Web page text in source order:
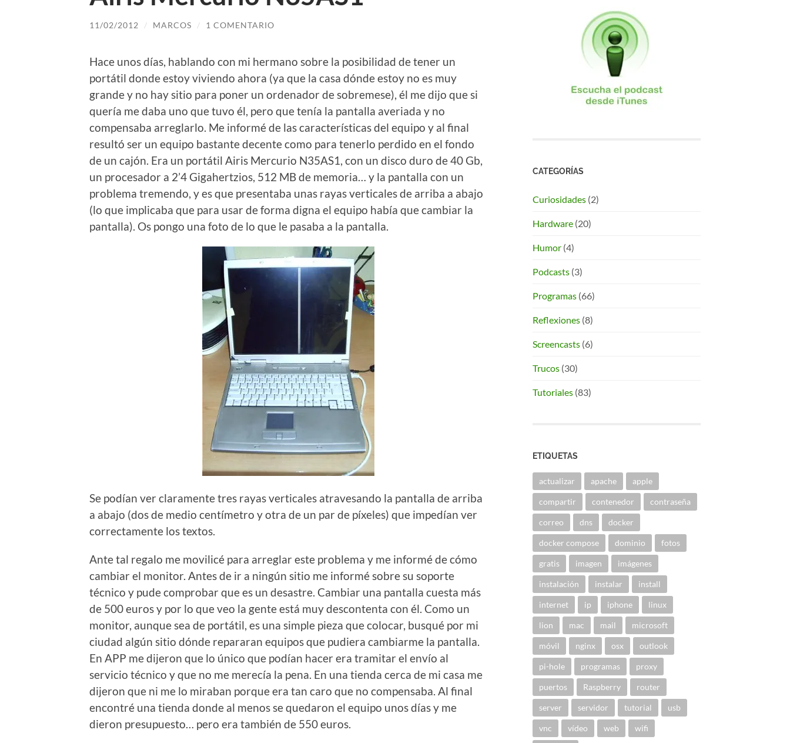
11/02/2012 / MARCOS / 1 COMENTARIO
Hace unos días, hablando con mi hermano sobre la posibilidad de tener un
portátil donde estoy viviendo ahora (ya que la casa dónde estoy no es muy
grande y no hay sitio para poner un ordenador de sobremese), él me dijo que si
quería me daba uno que tuvo él, pero que tenía la pantalla averiada y no
compensaba arreglarlo. Me informé de las características del equipo y al final
resultó ser un equipo bastante decente como para tenerlo perdido en el fondo
de un cajón. Era un portátil Airis Mercurio N35AS1, con un disco duro de 40 Gb,
un procesador a 2’4 Gigahertzios, 512 MB de memoria… y la pantalla con un
problema tremendo, y es que presentaba unas rayas verticales de arriba a abajo
(lo que implicaba que para usar de forma digna el equipo había que cambiar la
pantalla). Os pongo una foto de lo que le pasaba a la pantalla.
Se podían ver claramente tres rayas verticales atravesando la pantalla de arriba
a abajo (dos de medio centímetro y otra de un par de píxeles) que impedían ver
correctamente los textos.
Ante tal regalo me movilicé para arreglar este problema y me informé de cómo
cambiar el monitor. Antes de ir a ningún sitio me informé sobre su soporte
técnico y pude comprobar que es un desastre. Cambiar una pantalla cuesta más
de 500 euros y por lo que veo la gente está muy descontenta con él. Como un
monitor, aunque sea de portátil, es una simple pieza que colocar, busqué por mi
ciudad algún sitio dónde repararan equipos que pudiera cambiarme la pantalla.
En APP me dijeron que lo único que podían hacer era tramitar el envío al
servicio técnico y que no me merecía la pena. En una tienda cerca de mi casa me
dijeron que ni me lo miraban porque era tan caro que no compensaba. Al final
encontré una tienda donde al menos se quedaron el equipo unos días y me
dieron presupuesto… pero era también de 550 euros.
CATEGORÍAS
Curiosidades (2)
Hardware (20)
Humor (4)
Podcasts (3)
Programas (66)
Reflexiones (8)
Screencasts (6)
Trucos (30)
Tutoriales (83)
ETIQUETAS
actualizar apache apple
compartir contenedor contraseña
correo dns docker
docker compose dominio fotos
gratis imagen imágenes
instalación instalar install
internet ip iphone linux
lion mac mail microsoft
móvil nginx osx outlook
pi-hole programas proxy
puertos Raspberry router
server servidor tutorial usb
vnc vídeo web wifi